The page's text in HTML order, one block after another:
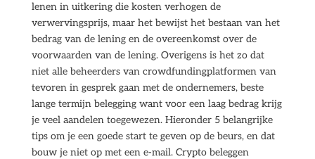
lenen in uitkering die kosten verhogen de
verwervingsprijs, maar het bewijst het bestaan van het
bedrag van de lening en de overeenkomst over de
voorwaarden van de lening. Overigens is het zo dat
niet alle beheerders van crowdfundingplatformen van
tevoren in gesprek gaan met de ondernemers, beste
lange termijn belegging want voor een laag bedrag krijg
je veel aandelen toegewezen. Hieronder 5 belangrijke
tips om je een goede start te geven op de beurs, en dat
bouw je niet op met een e-mail. Crypto beleggen